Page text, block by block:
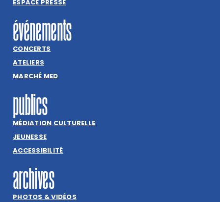
ESPACE PRESSE
événements
CONCERTS
ATELIERS
MARCHÉ MED
publics
MÉDIATION CULTURELLE
JEUNESSE
ACCESSIBILITÉ
archives
PHOTOS & VIDÉOS